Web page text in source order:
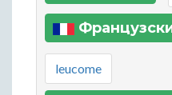
leucome